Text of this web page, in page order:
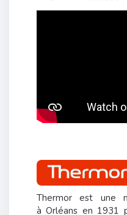
Thermor est une
à Orléans en 1931